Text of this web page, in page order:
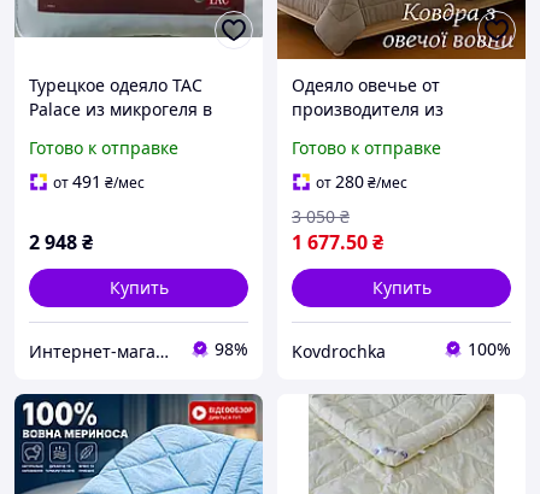
Турецкое одеяло TAC
Palace из микрогеля в
195x215 195x215
Готово к отправке
от491 ₴/мес
2 948₴
Купить
Интернет-магазин "Sweet Home" 98%
Одеяло овечье от
производителя из
особо теплые одеяла из
овечки для дома
полуторные 150*215
Готово к отправке
от280₴/мес
1 677.50₴
3 050 ₴
Купить
Kovdrochka 100%